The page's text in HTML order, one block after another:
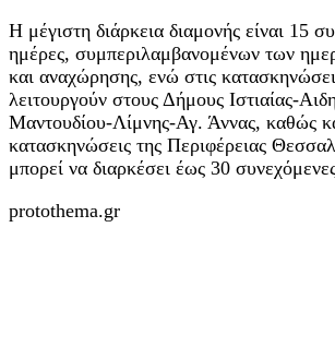
Η μέγιστη διάρκεια διαμονής είναι 15
ημέρες, συμπεριλαμβανομένων των
και αναχώρησης, ενώ στις
λειτουργούν στους Δήμους Ιστιαίας-
Μαντουδίου-Λίμνης-Αγ. Άννας, καθώς
κατασκηνώσεις της Περιφέρειας
μπορεί να διαρκέσει έως 30
protothema.gr